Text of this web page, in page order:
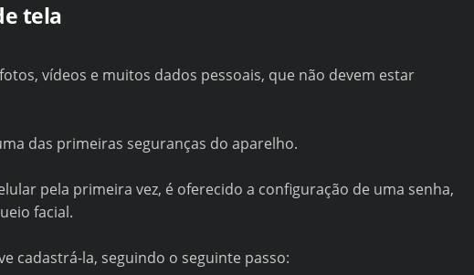
tela
vídeos e muitos dados pessoais, que não devem estar
das primeiras seguranças do aparelho.
pela primeira vez, é oferecido a configuração de uma senha,
facial.
cadastrá-la, seguindo o seguinte passo: